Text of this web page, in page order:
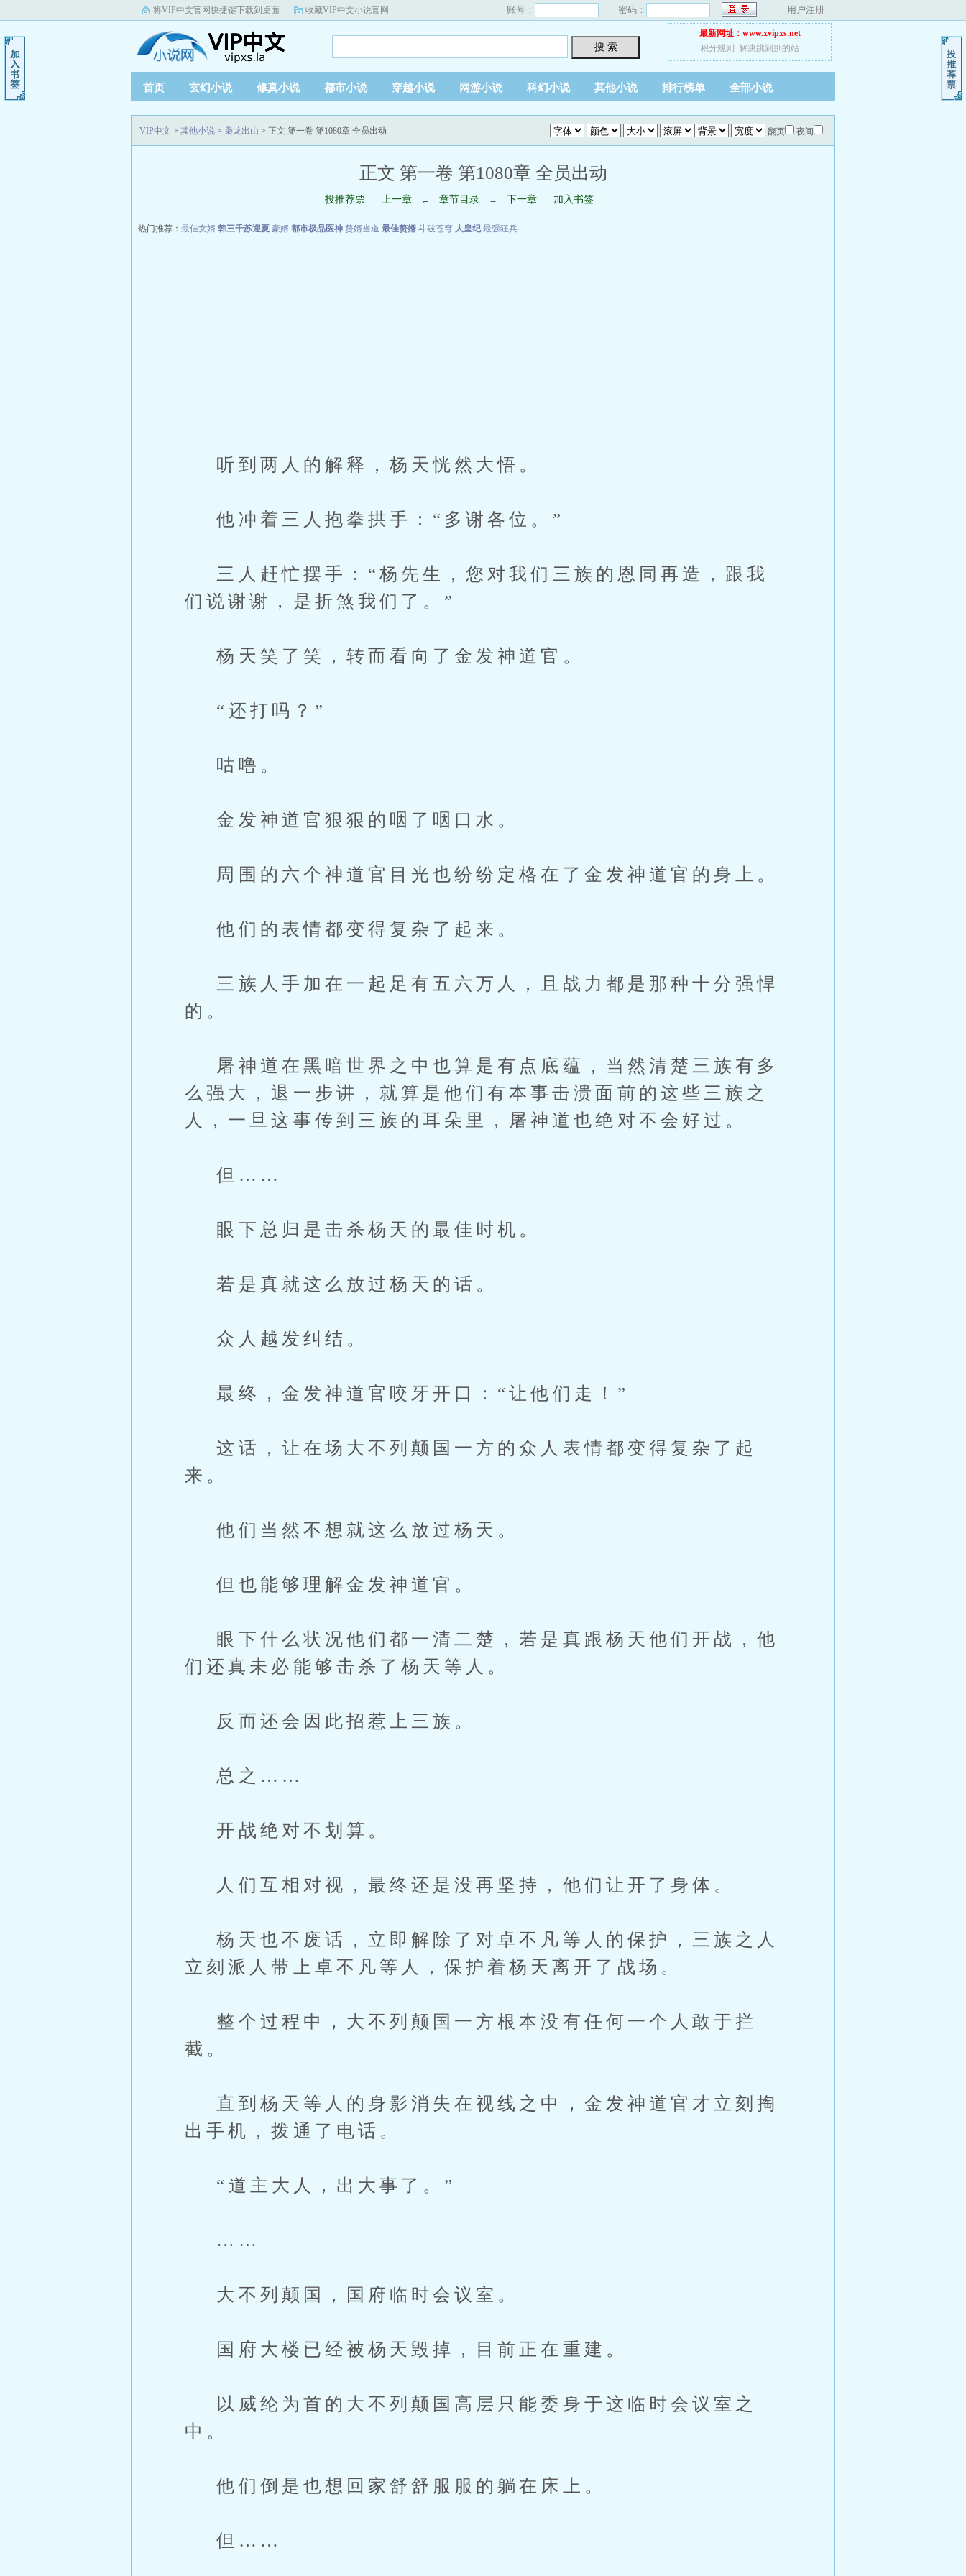
将VIP中文官网快捷键下载到桌面 收藏VIP中文小说官网 账号： 密码： 用户注册
搜 索
最新网址：www.xvipxs.net
积分规则
解决跳到别的站
首页 玄幻小说 修真小说 都市小说 穿越小说 网游小说 科幻小说 其他小说 排行榜单 全部小说
翻页 夜间
VIP中文 > 其他小说 > 枭龙出山 > 正文 第一卷 第1080章 全员出动
正文 第一卷 第1080章 全员出动
投推荐票 上一章 ← 章节目录 → 下一章 加入书签
热门推荐： 最佳女婿 韩三千苏迎夏 豪婿 都市极品医神 赘婿当道 最佳赘婿 斗破苍穹 人皇纪 最强狂兵
听到两人的解释，杨天恍然大悟。
他冲着三人抱拳拱手：“多谢各位。”
三人赶忙摆手：“杨先生，您对我们三族的恩同再造，跟我
们说谢谢，是折煞我们了。”
杨天笑了笑，转而看向了金发神道官。
“还打吗？”
咕噜。
金发神道官狠狠的咽了咽口水。
周围的六个神道官目光也纷纷定格在了金发神道官的身上。
他们的表情都变得复杂了起来。
三族人手加在一起足有五六万人，且战力都是那种十分强悍
的。
屠神道在黑暗世界之中也算是有点底蕴，当然清楚三族有多
么强大，退一步讲，就算是他们有本事击溃面前的这些三族之
人，一旦这事传到三族的耳朵里，屠神道也绝对不会好过。
但……
眼下总归是击杀杨天的最佳时机。
若是真就这么放过杨天的话。
众人越发纠结。
最终，金发神道官咬牙开口：“让他们走！”
这话，让在场大不列颠国一方的众人表情都变得复杂了起
来。
他们当然不想就这么放过杨天。
但也能够理解金发神道官。
眼下什么状况他们都一清二楚，若是真跟杨天他们开战，他
们还真未必能够击杀了杨天等人。
反而还会因此招惹上三族。
总之……
开战绝对不划算。
人们互相对视，最终还是没再坚持，他们让开了身体。
杨天也不废话，立即解除了对卓不凡等人的保护，三族之人
立刻派人带上卓不凡等人，保护着杨天离开了战场。
整个过程中，大不列颠国一方根本没有任何一个人敢于拦
截。
直到杨天等人的身影消失在视线之中，金发神道官才立刻掏
出手机，拨通了电话。
“道主大人，出大事了。”
……
大不列颠国，国府临时会议室。
国府大楼已经被杨天毁掉，目前正在重建。
以威纶为首的大不列颠国高层只能委身于这临时会议室之
中。
他们倒是也想回家舒舒服服的躺在床上。
但……